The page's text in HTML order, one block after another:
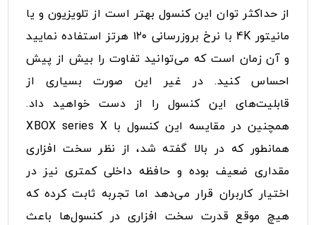
از حداکثر توان این کنسول بهتر است از تلویزیون و یا
مانیتور 4K با نرخ بروزرسانی ۱۲۰ هرتز استفاده نمایید
و آن زمان است که می‌توانید تفاوت را بیش از پیش
احساس کنید. در غیر این صورت بسیاری از
قابلیت‌های این کنسول را از دست‌ خواهید داد.
همچنین در مقایسه این کنسول با XBOX series X
همانطور که در بالا گفته شد، از نظر سخت افزاری
مقداری ضعیف بوده و حافظه داخلی کمتری نیز در
اختیار کاربران قرار می‌دهد اما تجربه ثابت کرده که
هیچ موقع قدرت سخت افزاری در کنسول‌ها باعث